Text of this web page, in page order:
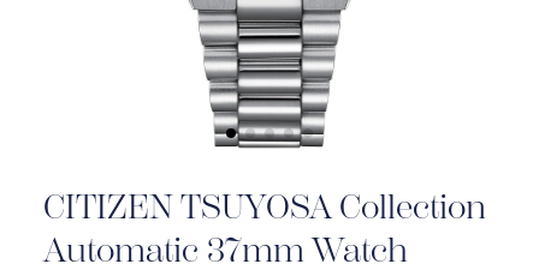
CITIZEN TSUYOSA Collection
Automatic 37mm Watch